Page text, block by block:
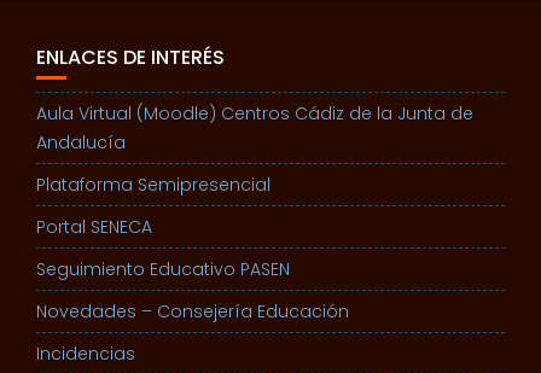
ENLACES DE INTERÉS
Aula Virtual (Moodle) Centros Cádiz de la Junta de
Andalucía
Plataforma Semipresencial
Portal SENECA
Seguimiento Educativo PASEN
Novedades – Consejería Educación
Incidencias